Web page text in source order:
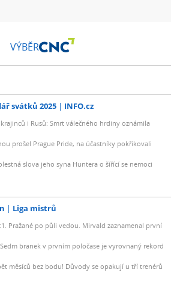
VÝBĚR
svátků 2025 INFO.cz
i Rusů: Smrt válečného hrdiny oznámila
prošel Prague Pride, na účastníky pokřikovali
slova jeho syna Huntera o šířící se nemoci
Liga mistrů
Pražané po půli vedou. Mirvald zaznamenal první
Sedm branek v prvním poločase je vyrovnaný rekord
měsíců bez bodu! Důvody se opakují u tří trenérů